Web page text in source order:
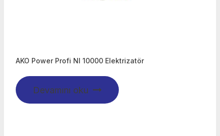
AKO Power Profi NI 10000 Elektrizatör
Devamını oku